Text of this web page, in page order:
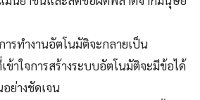
การทำงานอัตโนมัติจะกลายเป็น
ข้าใจการสร้างระบบอัตโนมัติจะมีข้อได้
ย่างชัดเจน